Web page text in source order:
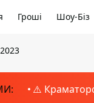
Гроші Шоу-Біз
⚠️